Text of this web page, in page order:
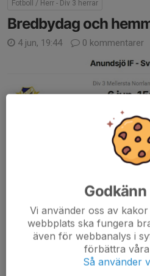
Fotboll / Herr - Div 3 herrar
Bredbydag och
4 jun, 19:44 0 kommentarer
Äntligen dags för Bredbydag och
som oss men ligger ovanför på
Observera att matchen startar kl.
Läs mer
Fotboll / Herr - Div 3 herrar
Vi använder oss av
webbplats ska fungera
även för webbanalys i
förbättra
Så använder